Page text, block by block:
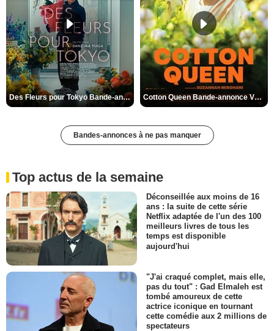
Des Fleurs pour Tokyo Bande-annonce VO STFR Cotton Queen Bande-annonce VO STFR
Bandes-annonces à ne pas manquer
Top actus de la semaine
Déconseillée aux moins de 16
ans : la suite de cette série
Netflix adaptée de l'un des 100
meilleurs livres de tous les
temps est disponible
aujourd'hui
"J'ai craqué complet, mais elle,
pas du tout" : Gad Elmaleh est
tombé amoureux de cette
actrice iconique en tournant
cette comédie aux 2 millions de
spectateurs